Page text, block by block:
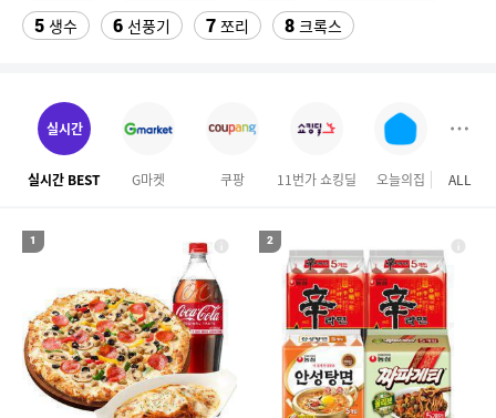
5 생수 6 선풍기 7 쪼리 8 크록스
10 갤럭시탭 s6lite 젤리키보드케이스
11 성인용세발자전거중고
12 삼성갤럭시북프로, 32gb, win11포함
오션월드 종일권
17 넥센 235 60r 18 opera suv
18 신세계상품권10만원 onemix
20 포켓몬카드 한박스
ALL
실시간
실시간 BEST G마켓 쿠팡 11번가 쇼킹딜 오늘의집 GS
1 2